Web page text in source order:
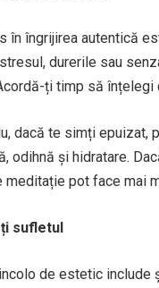
în îngrijirea autentică
durerile sau
ți timp să
dacă te simți epuizat,
odihnă și hidratare.
meditație pot face mai
sufletul
de estetic include